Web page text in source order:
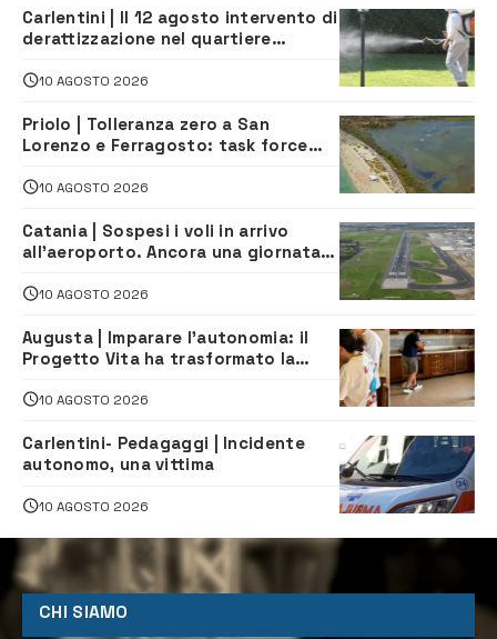
Carlentini | Il 12 agosto intervento di
derattizzazione nel quartiere
10 AGOSTO 2026
Priolo | Tolleranza zero a San
Lorenzo e Ferragosto: task force
navette gratuite
10 AGOSTO 2026
Catania | Sospesi i voli in arrivo
all’aeroporto. Ancora una giornata
10 AGOSTO 2026
Augusta | Imparare l’autonomia: il
Progetto Vita ha trasformato la
indipendenza
10 AGOSTO 2026
Carlentini- Pedagaggi | Incidente
autonomo, una vittima
10 AGOSTO 2026
CHI SIAMO